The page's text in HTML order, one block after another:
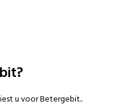
u voor Betergebit..